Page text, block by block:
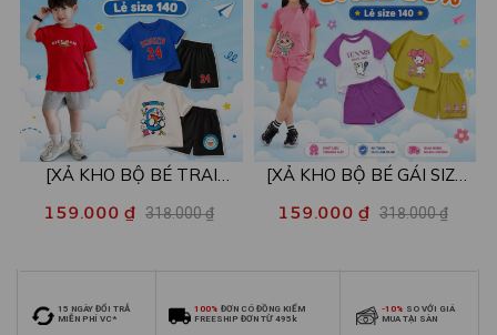
[XẢ KHO BỘ BÉ TRAI
nhiều mẫu - Quần áo bé trai
159.000 ₫ 318.000 ₫
[XẢ KHO BỘ BÉ GÁI SIZE
mẫu - Quần áo bé gái từ 26-
159.000 ₫ 318.000 ₫
15 NGÀY ĐỔI TRẢ
MIỄN PHÍ VC*
100% ĐƠN CÓ ĐỒNG KIỂM
FREESHIP ĐƠN TỪ 495k
-10% SO VỚI GIÁ
MUA TẠI SÀN